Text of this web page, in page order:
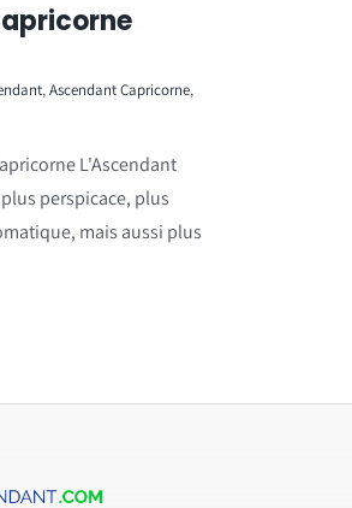
,Ascendant Capricorne,
L'Ascendant
perspicace, plus
mais aussi plus